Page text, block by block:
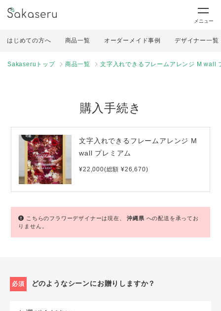
メニュー
はじめての方へ 商品一覧 オーダーメイド事例 デザイナー一覧
Sakaseruトップ 商品一覧 文字入れできるフレームアレンジ M wall
購入手続き
文字入れできるフレームアレンジ M
wall プレミアム
¥22,000(総額 ¥26,670)
こちらのフラワーデザイナーは現在、沖縄県 への配送を承ってお
りません。
必須 どのようなシーンにお贈りしますか？